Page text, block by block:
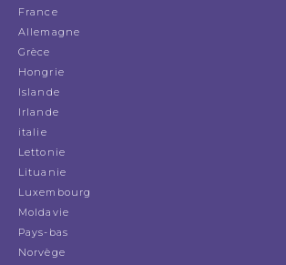
France
Allemagne
Grèce
Hongrie
Islande
Irlande
italie
Lettonie
Lituanie
Luxembourg
Moldavie
Pays-bas
Norvège